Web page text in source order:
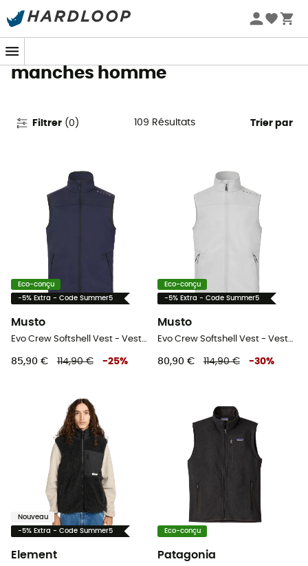
Promos d'été 🔥 -5 % EXTRA dès 2 produits* code Summer5
Polaires et softshells sans
manches homme
Filtrer (0 ) 109 Résultats Trier par
Eco-conçu
-5% Extra - Code Summer5
Musto
Evo Crew Softshell Vest - Veste softshell sans manches
85,90 € 114,90 € -25%
Eco-conçu
-5% Extra - Code Summer5
Musto
Evo Crew Softshell Vest - Veste softshell sans manches
80,90 € 114,90 € -30%
Nouveau
-5% Extra - Code Summer5
Element
Eco-conçu
Patagonia